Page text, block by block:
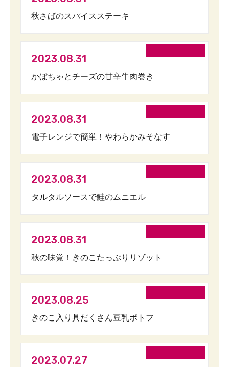
秋さばのスパイスステーキ
2023.08.31
かぼちゃとチーズの甘辛牛肉巻き
2023.08.31
電子レンジで簡単！やわらかみそなす
2023.08.31
タルタルソースで鮭のムニエル
2023.08.31
秋の味覚！きのこたっぷりリゾット
2023.08.25
きのこ入り具だくさん豆乳ポトフ
2023.07.27